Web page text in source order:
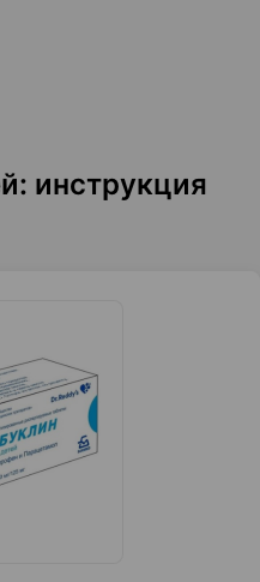
инструкция